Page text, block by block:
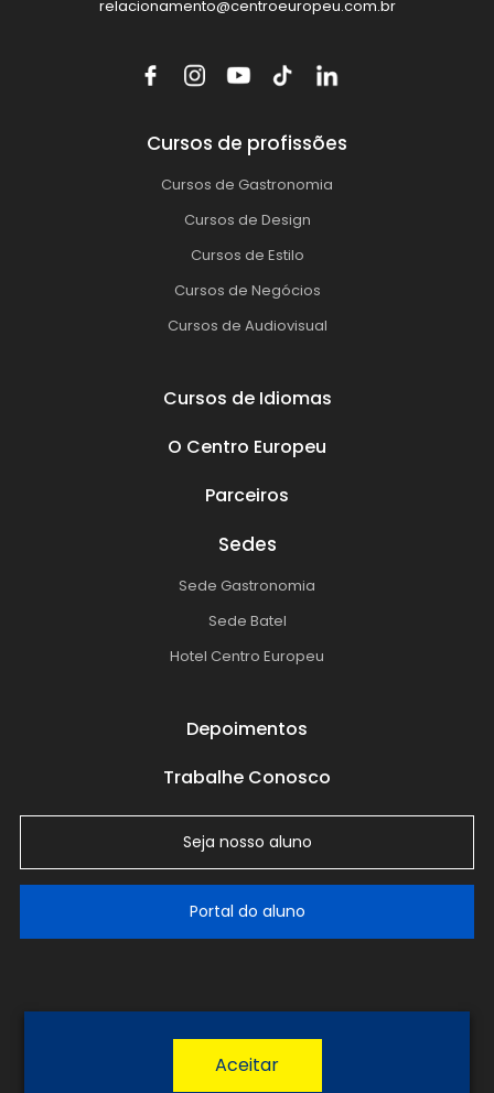
relacionamento@centroeuropeu.com.br
Cursos de profissões
Cursos de Gastronomia
Cursos de Design
Cursos de Estilo
Cursos de Negócios
Cursos de Audiovisual
Cursos de Idiomas
O Centro Europeu
Parceiros
Sedes
Sede Gastronomia
Sede Batel
Hotel Centro Europeu
Depoimentos
Trabalhe Conosco
Seja nosso aluno
Portal do aluno
Política de Privacidade